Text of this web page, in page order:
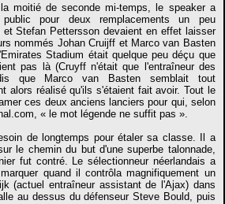
moitié de seconde mi-temps, le speaker a
pour deux remplacements un peu
Stefan Pettersson devaient en effet laisser
nommés Johan Cruijff et Marco van Basten
Stadium était quelque peu déçu que
pas là (Cruyff n'était que l'entraîneur des
que Marco van Basten semblait tout
alors réalisé qu'ils s'étaient fait avoir. Tout le
ces deux anciens lanciers pour qui, selon
« le mot légende ne suffit pas ».
de longtemps pour étaler sa classe. Il a
le chemin du but d'une superbe talonnade,
fut contré. Le sélectionneur néerlandais a
quand il contrôla magnifiquement un
(actuel entraîneur assistant de l'Ajax) dans
au dessus du défenseur Steve Bould, puis